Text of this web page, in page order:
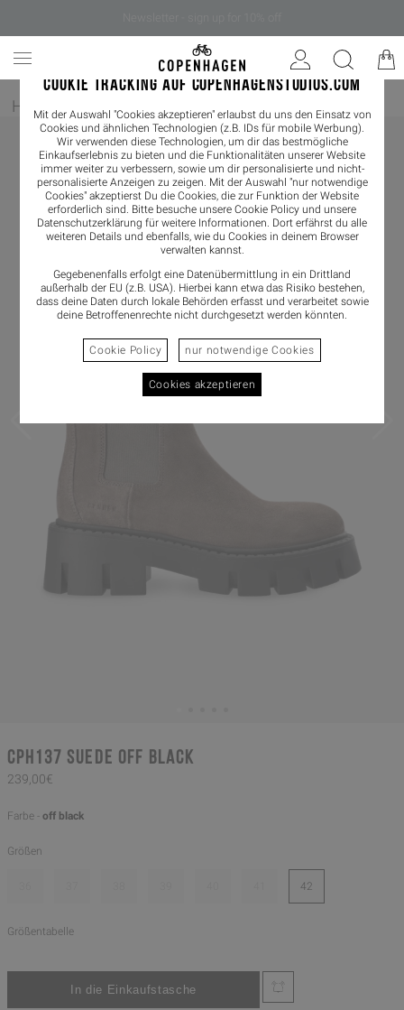
COOKIE TRACKING AUF COPENHAGENSTUDIOS.COM
Mit der Auswahl "Cookies akzeptieren" erlaubst du uns den Einsatz von
Cookies und ähnlichen Technologien (z.B. IDs für mobile Werbung).
Wir verwenden diese Technologien, um dir das bestmögliche
Einkaufserlebnis zu bieten und die Funktionalitäten unserer Website
immer weiter zu verbessern, sowie um dir personalisierte und nicht-
personalisierte Anzeigen zu zeigen. Mit der Auswahl "nur notwendige
Cookies" akzeptierst Du die Cookies, die zur Funktion der Website
erforderlich sind. Bitte besuche unsere Cookie Policy und unsere
Datenschutzerklärung für weitere Informationen. Dort erfährst du alle
weiteren Details und ebenfalls, wie du Cookies in deinem Browser
verwalten kannst.
Gegebenenfalls erfolgt eine Datenübermittlung in ein Drittland
außerhalb der EU (z.B. USA). Hierbei kann etwa das Risiko bestehen,
dass deine Daten durch lokale Behörden erfasst und verarbeitet sowie
deine Betroffenenrechte nicht durchgesetzt werden könnten.
Cookie Policy nur notwendige Cookies
Cookies akzeptieren
Home / Damen/ Boots Chelseaboot
CPH137 suede off black
239,00€
Farbe - off black
Größen
42
Größentabelle